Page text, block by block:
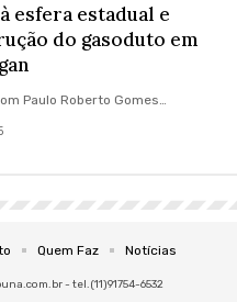
esfera estadual e
do gasoduto em
Paulo Roberto Gomes…
- tel.(11)91754-6532
Quem Faz Notícias